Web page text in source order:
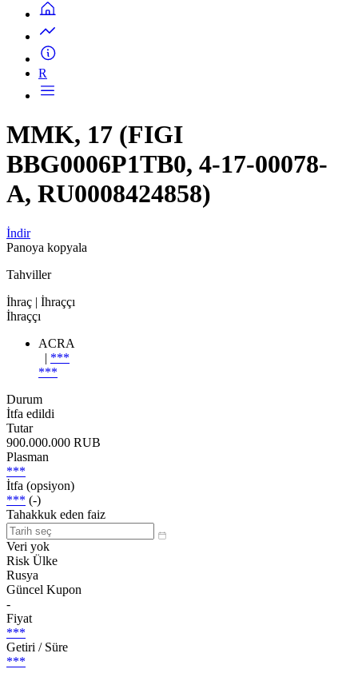
R
MMK, 17 (FIGI
BBG0006P1TB0, 4-17-00078-
A, RU0008424858)
İndir
Panoya kopyala
Tahviller
İhraç | İhraççı
İhraççı
ACRA
| ***
***
Durum
İtfa edildi
Tutar
900.000.000 RUB
Plasman
***
İtfa (opsiyon)
*** (-)
Tahakkuk eden faiz
Veri yok
Risk Ülke
Rusya
Güncel Kupon
-
Fiyat
***
Getiri / Süre
***